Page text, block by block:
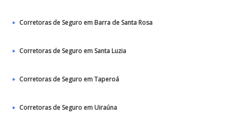
Corretoras de Seguro em Barra de Santa Rosa
Corretoras de Seguro em Santa Luzia
Corretoras de Seguro em Taperoá
Corretoras de Seguro em Uiraúna